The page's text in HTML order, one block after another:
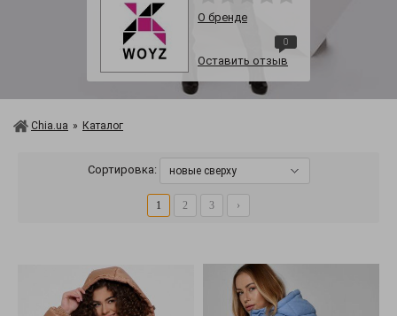
О бренде
Оставить отзыв
0
Chia.ua » Каталог
Сортировка: новые сверху
1 2 3 ›